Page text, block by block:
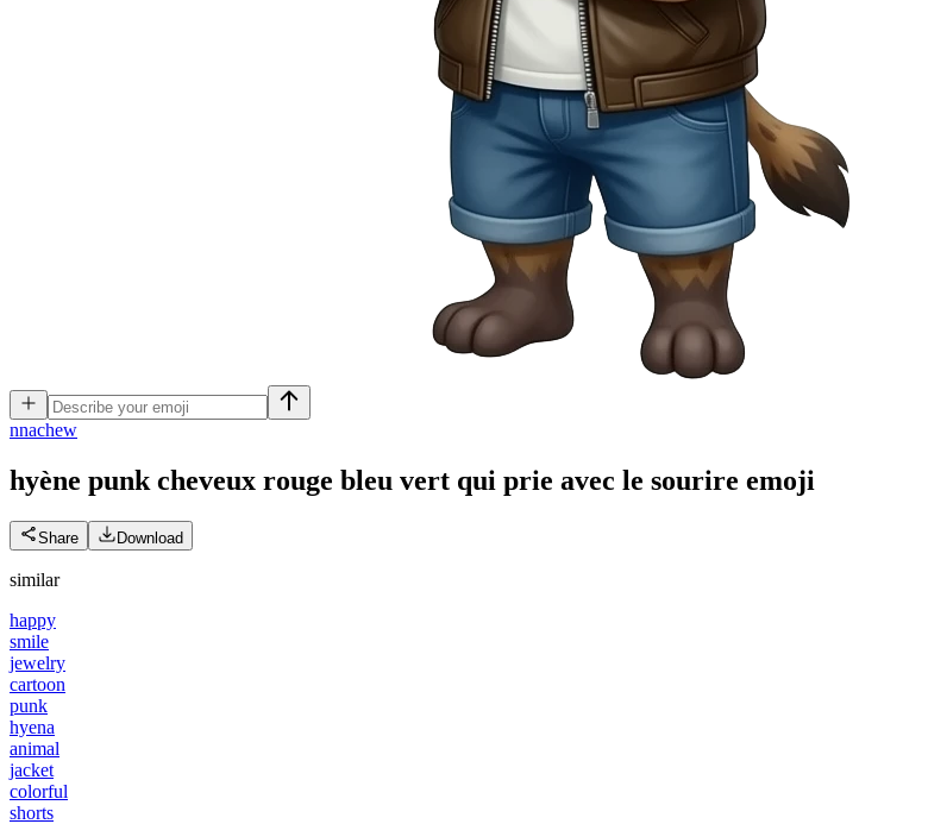
nnachew
hyène punk cheveux rouge bleu vert qui prie avec le sourire emoji
Share Download
similar
happy
smile
jewelry
cartoon
punk
hyena
animal
jacket
colorful
shorts